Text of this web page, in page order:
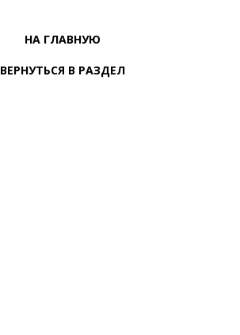
НА ГЛАВНУЮ
ВЕРНУТЬСЯ В РАЗДЕЛ